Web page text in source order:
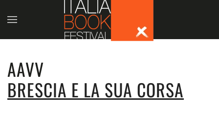
Skip to main content
AAVV
BRESCIA E LA SUA CORSA